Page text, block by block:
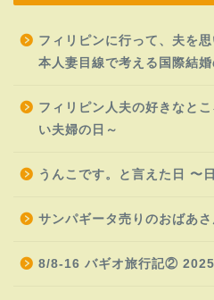
フィリピンに行って、夫を
本人妻目線で考える国際結
フィリピン人夫の好きなと
い夫婦の日～
うんこです。と言えた日 〜
サンパギータ売りのおばあさ
8/8-16 バギオ旅行記②